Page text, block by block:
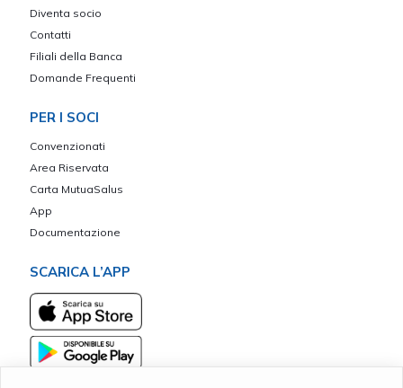
Diventa socio
Contatti
Filiali della Banca
Domande Frequenti
PER I SOCI
Convenzionati
Area Riservata
Carta MutuaSalus
App
Documentazione
SCARICA L’APP